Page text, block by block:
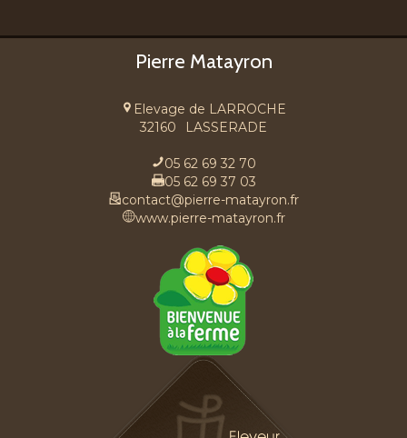
Pierre Matayron
Elevage de LARROCHE
32160
LASSERADE
05 62 69 32 70
05 62 69 37 03
contact@pierre-matayron.fr
www.pierre-matayron.fr